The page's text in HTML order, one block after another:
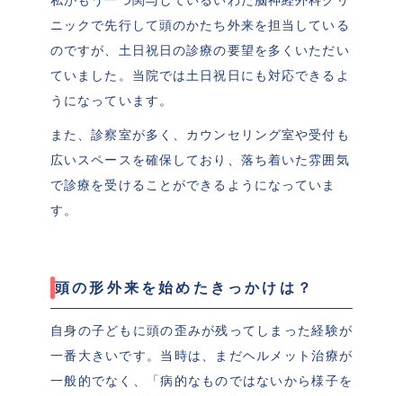
ニックで先行して頭のかたち外来を担当している
のですが、土日祝日の診療の要望を多くいただい
ていました。当院では土日祝日にも対応できるよ
うになっています。
また、診察室が多く、カウンセリング室や受付も
広いスペースを確保しており、落ち着いた雰囲気
で診療を受けることができるようになっていま
す。
頭の形外来を始めたきっかけは？
自身の子どもに頭の歪みが残ってしまった経験が
一番大きいです。当時は、まだヘルメット治療が
一般的でなく、「病的なものではないから様子を